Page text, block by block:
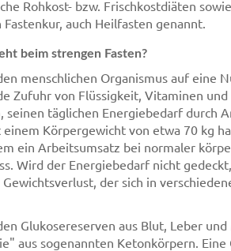
Rohkost- bzw. Frischkostdiäten
auch Heilfasten genannt.
beim strengen Fasten?
menschlichen Organismus auf eine
Zufuhr von Flüssigkeit, Vitaminen
seinen täglichen Energiebedarf durch
einem Körpergewicht von etwa 70 kg
ein Arbeitsumsatz bei normaler
Wird der Energiebedarf nicht
der sich in
Glukosereserven aus Blut, Leber
aus sogenannten Ketonkörpern.